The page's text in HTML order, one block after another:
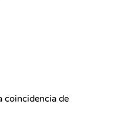
coincidencia de